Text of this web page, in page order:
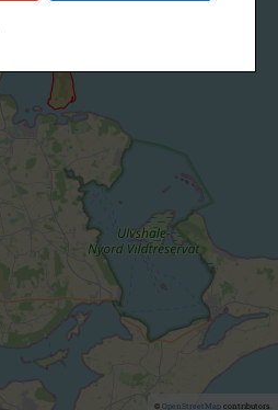
© OpenStreetMapcontributors.